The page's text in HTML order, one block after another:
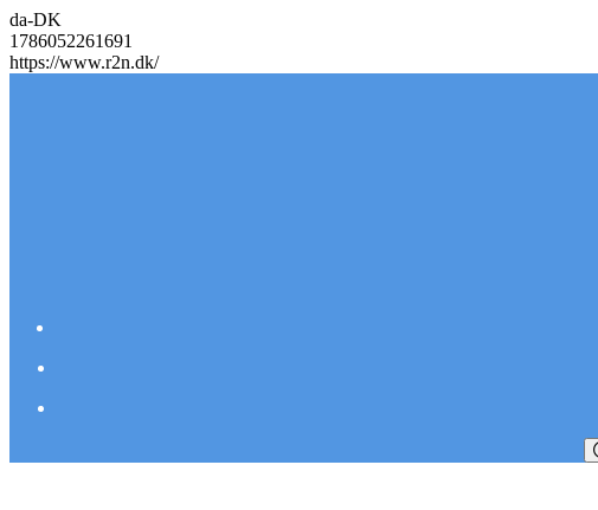
da-DK
1786052261691
https://www.r2n.dk/